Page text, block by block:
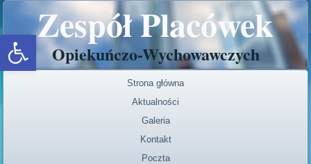
Open toolbarZespół Placówek
Opiekuńczo-Wychowawczych
Strona główna
Aktualności
Galeria
Kontakt
Poczta